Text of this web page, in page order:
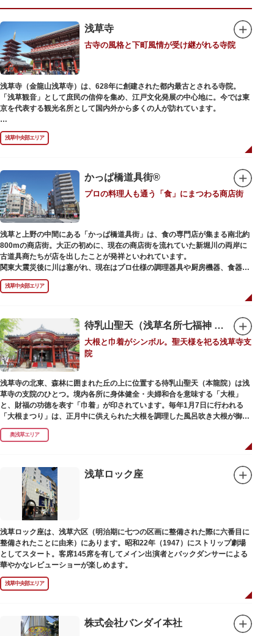
浅草寺
古寺の風格と下町風情が受け継がれる寺院
浅草寺（金龍山浅草寺）は、628年に創建された都内最古とされる寺院。
「浅草観音」として庶民の信仰を集め、江戸文化発展の中心地に。今では東
京を代表する観光名所として国内外から多くの人が訪れています。
浅草の象徴とも言える「雷門（風雷神門）」は、高さ3.9mの大提灯と風神雷
神像が安置された浅草寺の総門。本堂前には2体の仁王尊像が並ぶ山門「宝
蔵門」が建ち、参拝客を堂々と迎えてくれます。本堂前には、邪気を払うご
身を清めましょう。「観音堂」とも呼ばれる本堂にはご本尊の聖観世音菩薩
が祀られており、毎日定時に法要が執り行われています。
境内の歴史ある建造物も必見です。ひと際目立つ五重塔、国指定重要文化財
の二天門、浅草名所七福神のひとつ・大黒天が祀られた影向堂（ようごうど
う）など、悠久の時に思いを馳せて見学をお楽しみください。
日没後はライトアップされ、朱塗りの建物がより一層鮮やかに浮かび上がり
ます。昼間は約90店舗が軒を連ねる仲見世のお店も閉まり、シャッターに描
かれた「浅草絵巻」を楽しめるのも夜の醍醐味。撮影スポットやデートスポ
ットにもおすすめです。昼間と比べて人が少なくゆっくり巡れるので、足を
運んでみてはいかがでしょうか。
浅草中央部エリア
かっぱ橋道具街®
プロの料理人も通う「食」にまつわる商店街
浅草と上野の中間にある「かっぱ橋道具街」は、食の専門店が集まる南北約
800mの商店街。大正の初めに、現在の商店街を流れていた新堀川の両岸に
古道具商たちが店を出したことが発祥といわれています。
関東大震災後に川は塞がれ、現在はプロ仕様の調理器具や厨房機器、食器、
包材、調理衣装など「食」にまつわる約170軒の専門店が集まる個性的な専
門商店街として賑わいを見せています。もちろん、ほとんどのお店が小売に
も対応。家庭の調理用具を購入したい人や観光客にもおすすめです。食品サ
毎年、道具の日である10月9日前後に開催される「かっぱ橋道具まつり」で
は、各店舗がおすすめ商品や掘り出しものを販売。また、年ごとに異なる
様々な催しものも行われます。
浅草中央部エリア
待乳山聖天（浅草名所七福神 毘沙門天）
大根と巾着がシンボル。聖天様を祀る浅草寺支
院
浅草寺の北東、森林に囲まれた丘の上に位置する待乳山聖天（本龍院）は浅
草寺の支院のひとつ。境内各所に身体健全・夫婦和合を意味する「大根」
と、財福の功徳を表す「巾着」が印されています。毎年1月7日に行われる
「大根まつり」は、正月中に供えられた大根を調理した風呂吹き大根が御神
酒とともに参拝者に振る舞われるイベント。聖天様のお下がりの大根をいた
だくことで、心身健康のご利益があるそうです。
養する最高の祈祷法。心願成就の力があると考えられており、依頼すると7
日間毎朝祈祷していただけます。また、浅草名所七福神のひとつとしても知
られ、毘沙門天が祀られています。
奥浅草エリア
浅草ロック座
浅草ロック座は、浅草六区（明治期に七つの区画に整備された際に六番目に
整備されたことに由来）にあります。昭和22年（1947）にストリップ劇場
としてスタート。客席145席を有してメイン出演者とバックダンサーによる
華やかなレビューショーが楽しめます。
浅草中央部エリア
株式会社バンダイ本社